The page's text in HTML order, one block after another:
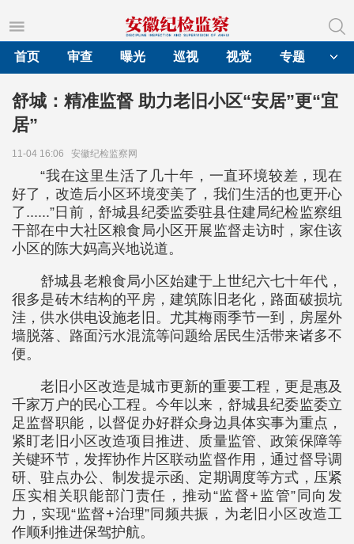
首页
审查 曝光 巡视 视觉 专题
舒城：精准监督 助力老旧小区“安居”更“宜
居”
11-04 16:06 安徽纪检监察网
“我在这里生活了几十年，一直环境较差，现在
好了，改造后小区环境变美了，我们生活的也更开心
了......”日前，舒城县纪委监委驻县住建局纪检监察组
干部在中大社区粮食局小区开展监督走访时，家住该
小区的陈大妈高兴地说道。
舒城县老粮食局小区始建于上世纪六七十年代，
很多是砖木结构的平房，建筑陈旧老化，路面破损坑
洼，供水供电设施老旧。尤其梅雨季节一到，房屋外
墙脱落、路面污水混流等问题给居民生活带来诸多不
便。
老旧小区改造是城市更新的重要工程，更是惠及
千家万户的民心工程。今年以来，舒城县纪委监委立
足监督职能，以督促办好群众身边具体实事为重点，
紧盯老旧小区改造项目推进、质量监管、政策保障等
关键环节，发挥协作片区联动监督作用，通过督导调
研、驻点办公、制发提示函、定期调度等方式，压紧
压实相关职能部门责任，推动“监督+监管”同向发
力，实现“监督+治理”同频共振，为老旧小区改造工
作顺利推进保驾护航。